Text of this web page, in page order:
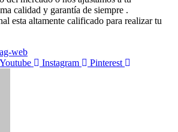
calidad y garantía de siempre .
esta altamente calificado para realizar tu
Youtube Instagram Pinterest